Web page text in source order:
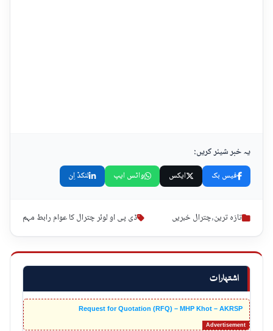
اشتہارات
Request for Quotation (RFQ) – MHP Khot – AKRSP
یہ خبر شیئر کریں:
فیس بک ایکس واٹس ایپ لنکڈ اِن
تازہ ترین,چترال خبریں ڈی پی او لوئر چترال کا عوام رابط مہم